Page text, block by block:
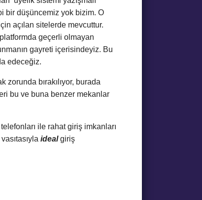
bir düşüncemiz yok bizim. O
açılan sitelerde mevcuttur.
geçerli olmayan
gayreti içerisindeyiz. Bu
edeceğiz.
bırakılıyor, burada
bu ve buna benzer mekanlar
ile rahat giriş imkanları
idealgiriş